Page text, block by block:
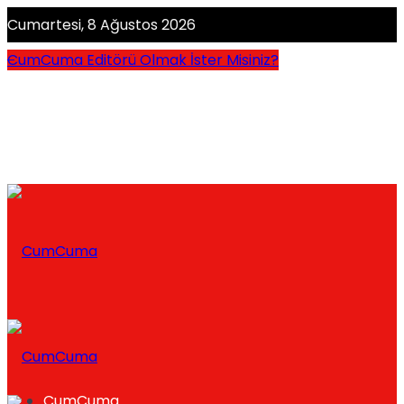
Cumartesi, 8 Ağustos 2026
CumCuma Editörü Olmak İster Misiniz?